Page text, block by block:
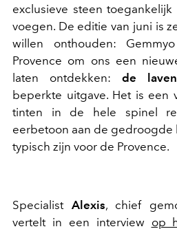
exclusieve steen
voegen. De editie van juni is
willen onthouden:
Provence om ons een
laten ontdekken: de
beperkte uitgave. Het is een
tinten in de hele spinel
eerbetoon aan de
typisch zijn voor de Provence.
Specialist Alexis, chief
vertelt in een interview op